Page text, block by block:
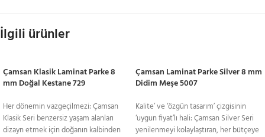
İlgili ürünler
Çamsan Klasik Laminat Parke 8
mm Doğal Kestane 729
Her dönemin vazgeçilmezi: Çamsan
Klasik Seri benzersiz yaşam alanları
dizayn etmek için doğanın kalbinden
Çamsan Laminat Parke Silver 8 mm
Didim Meşe 5007
Kalite’ ve ‘özgün tasarım’ çizgisinin
‘uygun fiyat’lı hali: Çamsan Silver Seri
yenilenmeyi kolaylaștıran, her bütçeye